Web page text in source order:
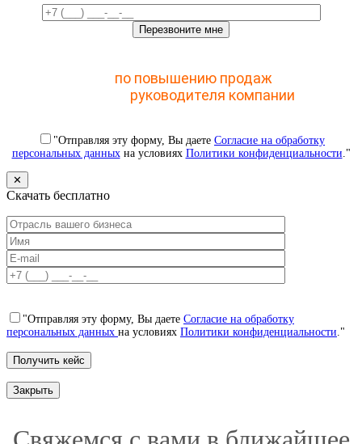
по повышению продаж
руководителя компании
"Отправляя эту форму, Вы даете Согласие на обработку
персональных данныхна условиях Политики конфиденциальности."
✕
Скачать бесплатно
"Отправляя эту форму, Вы даете Согласие на обработку
персональных данных на условиях Политики конфиденциальности."
Закрыть